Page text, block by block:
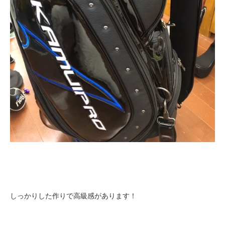
しっかりした作りで高級感があります！